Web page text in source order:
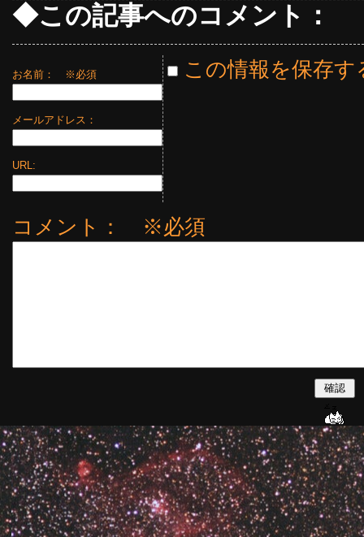
◆この記事へのコメント：
お名前： ※必須
メールアドレス：
URL:
この情報を保存す
コメント： ※必須